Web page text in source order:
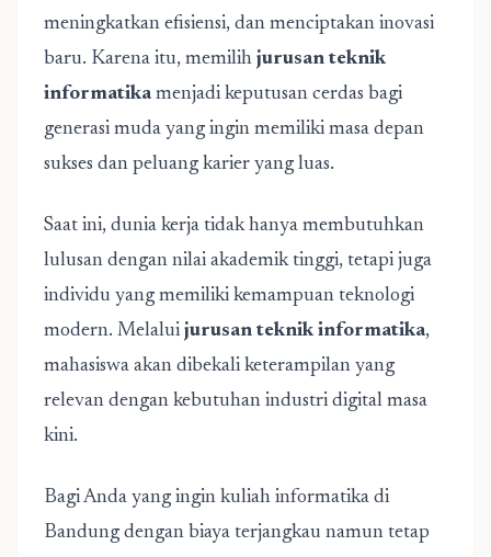
meningkatkan efisiensi, dan menciptakan inovasi
baru. Karena itu, memilih jurusan teknik
informatikamenjadi keputusan cerdas bagi
generasi muda yang ingin memiliki masa depan
sukses dan peluang karier yang luas.
Saat ini, dunia kerja tidak hanya membutuhkan
lulusan dengan nilai akademik tinggi, tetapi juga
individu yang memiliki kemampuan teknologi
modern. Melalui jurusan teknik informatika,
mahasiswa akan dibekali keterampilan yang
relevan dengan kebutuhan industri digital masa
kini.
Bagi Anda yang ingin kuliah informatika di
Bandung dengan biaya terjangkau namun tetap